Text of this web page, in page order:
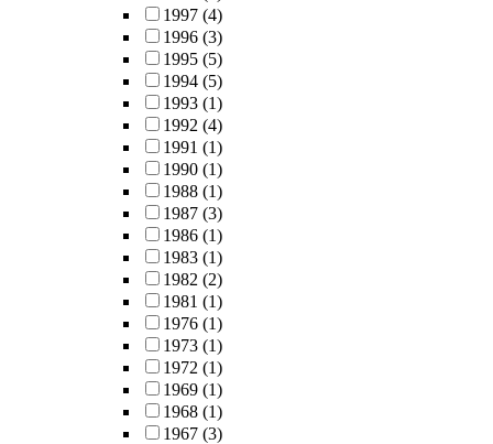
1997 (4)
1996 (3)
1995 (5)
1994 (5)
1993 (1)
1992 (4)
1991 (1)
1990 (1)
1988 (1)
1987 (3)
1986 (1)
1983 (1)
1982 (2)
1981 (1)
1976 (1)
1973 (1)
1972 (1)
1969 (1)
1968 (1)
1967 (3)